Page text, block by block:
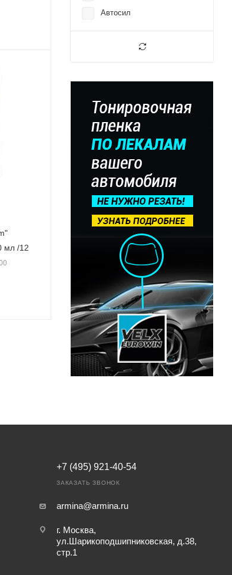
мл /12
Автосил
+7 (495) 921-40-54
ЗАКАЗАТЬ ЗВОНОК
armina@armina.ru
г. Москва,
ул.Шарикоподшипниковская, д.38,
стр.1